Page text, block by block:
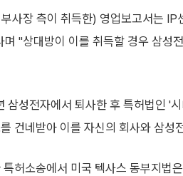
사장 측이 취득한) 영업보고서는
"상대방이 이를 취득할 경우 삼성
삼성전자에서 퇴사한 후 특허법인 '
건네받아 이를 자신의 회사와 삼성
허소송에서 미국 텍사스 동부지법